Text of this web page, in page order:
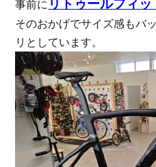
事前に リトゥールフィッ
そのおかげでサイズ感もバ
リとしています。